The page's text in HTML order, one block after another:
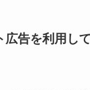
告を利用し